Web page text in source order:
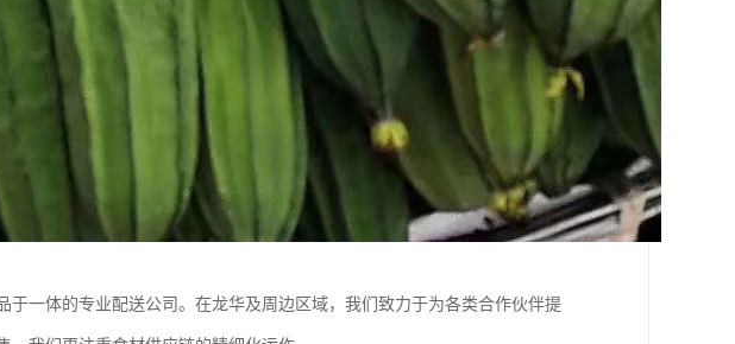
一体的专业配送公司。在龙华及周边区域，我们致力于为各类合作伙伴提